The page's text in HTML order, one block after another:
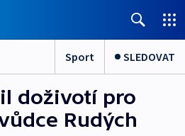
Sport SLEDOVAT
doživotí pro
Rudých